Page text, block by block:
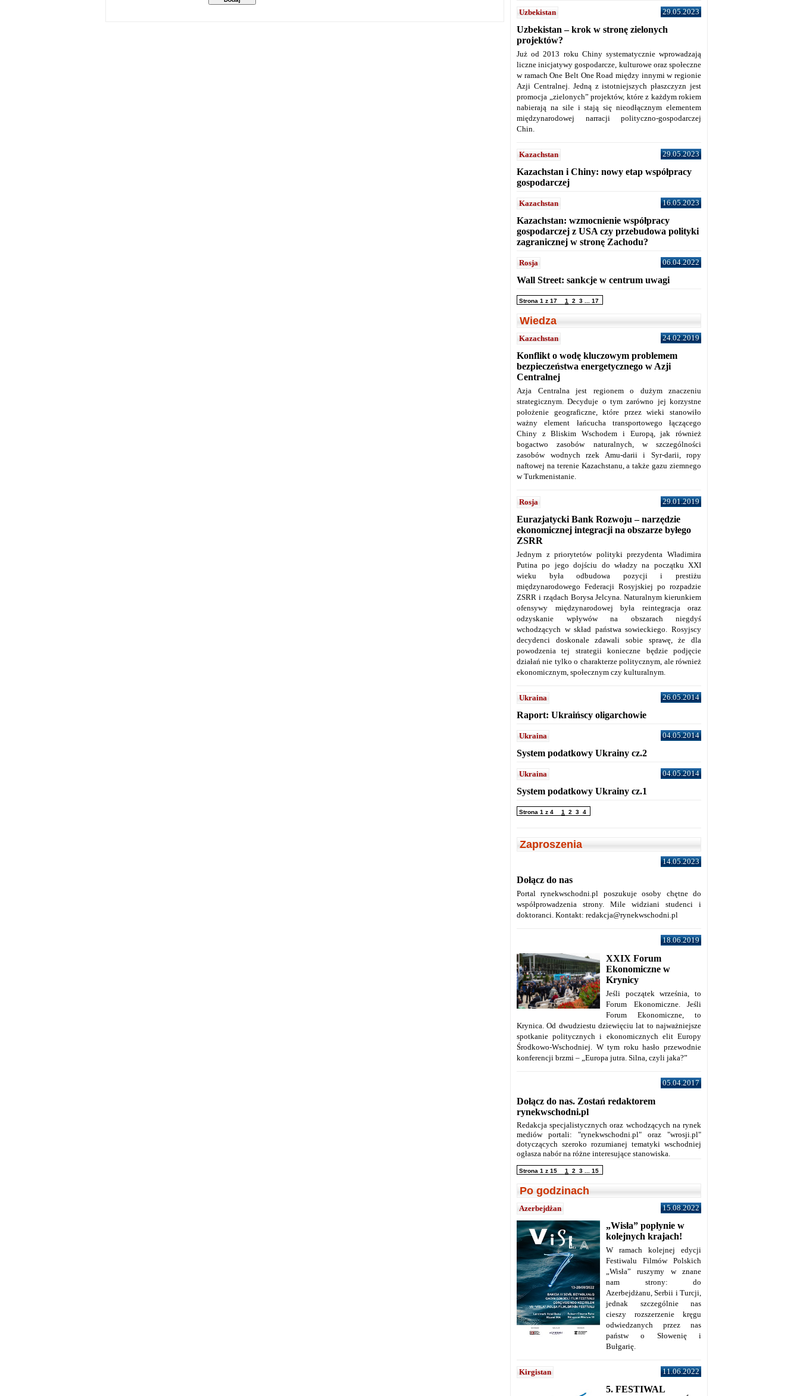
Uzbekistan 29.05.2023
Uzbekistan – krok w stronę zielonych
projektów?
Już od 2013 roku Chiny systematycznie wprowadzają
liczne inicjatywy gospodarcze, kulturowe oraz społeczne
w ramach One Belt One Road między innymi w regionie
Azji Centralnej. Jedną z istotniejszych płaszczyzn jest
promocja „zielonych” projektów, które z każdym rokiem
nabierają na sile i stają się nieodłącznym elementem
międzynarodowej narracji polityczno-gospodarczej
Chin.
Kazachstan 29.05.2023
Kazachstan i Chiny: nowy etap współpracy
gospodarczej
Kazachstan 16.05.2023
Kazachstan: wzmocnienie współpracy
gospodarczej z USA czy przebudowa polityki
zagranicznej w stronę Zachodu?
Rosja 06.04.2022
Wall Street: sankcje w centrum uwagi
Strona 1 z 17 1 2 3 17
Wiedza
Kazachstan 24.02.2019
Konflikt o wodę kluczowym problemem
bezpieczeństwa energetycznego w Azji
Centralnej
Azja Centralna jest regionem o dużym znaczeniu
strategicznym. Decyduje o tym zarówno jej korzystne
położenie geograficzne, które przez wieki stanowiło
ważny element łańcucha transportowego łączącego
Chiny z Bliskim Wschodem i Europą, jak również
bogactwo zasobów naturalnych, w szczególności
zasobów wodnych rzek Amu-darii i Syr-darii, ropy
naftowej na terenie Kazachstanu, a także gazu ziemnego
w Turkmenistanie.
Rosja 29.01.2019
Eurazjatycki Bank Rozwoju – narzędzie
ekonomicznej integracji na obszarze byłego
ZSRR
Jednym z priorytetów polityki prezydenta Władimira
Putina po jego dojściu do władzy na początku XXI
wieku była odbudowa pozycji i prestiżu
międzynarodowego Federacji Rosyjskiej po rozpadzie
ZSRR i rządach Borysa Jelcyna. Naturalnym kierunkiem
ofensywy międzynarodowej była reintegracja oraz
odzyskanie wpływów na obszarach niegdyś
wchodzących w skład państwa sowieckiego. Rosyjscy
decydenci doskonale zdawali sobie sprawę, że dla
powodzenia tej strategii konieczne będzie podjęcie
działań nie tylko o charakterze politycznym, ale również
ekonomicznym, społecznym czy kulturalnym.
Ukraina 26.05.2014
Raport: Ukraińscy oligarchowie
Ukraina 04.05.2014
System podatkowy Ukrainy cz.2
Ukraina 04.05.2014
System podatkowy Ukrainy cz.1
Strona 1 z 4 1 2 3 4
Zaproszenia
14.05.2023
Dołącz do nas
Portal rynekwschodni.pl poszukuje osoby chętne do
współprowadzenia strony. Mile widziani studenci i
doktoranci. Kontakt: redakcja@rynekwschodni.pl
18.06.2019
XXIX Forum
Ekonomiczne w
Krynicy
Jeśli początek września, to
Forum Ekonomiczne. Jeśli
Forum Ekonomiczne, to
Krynica. Od dwudziestu dziewięciu lat to najważniejsze
spotkanie politycznych i ekonomicznych elit Europy
Środkowo-Wschodniej. W tym roku hasło przewodnie
konferencji brzmi – „Europa jutra. Silna, czyli jaka?”
05.04.2017
Dołącz do nas. Zostań redaktorem
rynekwschodni.pl
Redakcja specjalistycznych oraz wchodzących na rynek
mediów portali: "rynekwschodni.pl" oraz "wrosji.pl"
dotyczących szeroko rozumianej tematyki wschodniej
ogłasza nabór na różne interesujące stanowiska.
Strona 1 z 15 1 2 3 15
Po godzinach
Azerbejdżan 15.08.2022
„Wisła” popłynie w
kolejnych krajach!
W ramach kolejnej edycji
Festiwalu Filmów Polskich
„Wisła” ruszymy w znane
nam strony: do
Azerbejdżanu, Serbii i Turcji,
jednak szczególnie nas
cieszy rozszerzenie kręgu
odwiedzanych przez nas
państw o Słowenię i
Bułgarię.
Kirgistan 11.06.2022
5. FESTIWAL